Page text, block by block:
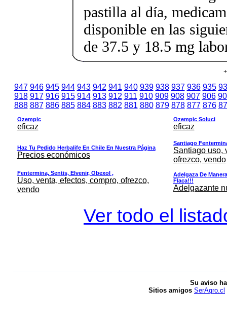
pastilla al día,
disponible en las
de 37.5 y 18.5 mg
947 946 945 944 943 942 941 940 939 938 937 936 935
918 917 916 915 914 913 912 911 910 909 908 907 906
888 887 886 885 884 883 882 881 880 879 878 877 876
Ozempic
eficaz
Ozempic Soluci
eficaz
Haz Tu Pedido Herbalife En Chile En Nuestra Página
Precios económicos
Santiago
Santiago uso,
ofrezco, vendo
Fentermina, Sentis, Elvenir, Obexol ,
Uso, venta, efectos, compro, ofrezco,
vendo
Adelgaza De
Flaca!!!
Adelgazante
Ver todo el
Su aviso
Sitios amigos SerAgro.cl